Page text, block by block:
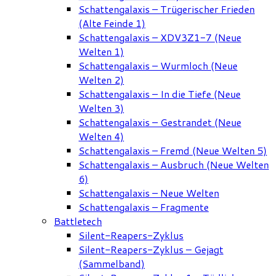
Schattengalaxis – Trügerischer Frieden
(Alte Feinde 1)
Schattengalaxis – XDV3Z1-7 (Neue
Welten 1)
Schattengalaxis – Wurmloch (Neue
Welten 2)
Schattengalaxis – In die Tiefe (Neue
Welten 3)
Schattengalaxis – Gestrandet (Neue
Welten 4)
Schattengalaxis – Fremd (Neue Welten 5)
Schattengalaxis – Ausbruch (Neue Welten
6)
Schattengalaxis – Neue Welten
Schattengalaxis – Fragmente
Battletech
Silent-Reapers-Zyklus
Silent-Reapers-Zyklus – Gejagt
(Sammelband)